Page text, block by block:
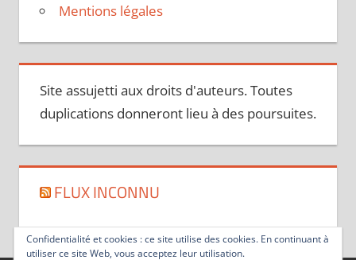
Mentions légales
Site assujetti aux droits d'auteurs. Toutes
duplications donneront lieu à des poursuites.
FLUX INCONNU
Confidentialité et cookies : ce site utilise des cookies. En continuant à
utiliser ce site Web, vous acceptez leur utilisation.